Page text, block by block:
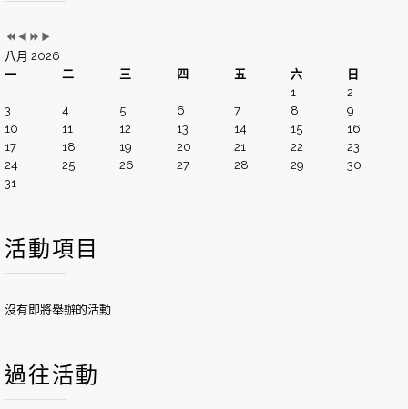
八月 2026
一
二 三 四 五 六
日
1
2
3
4 5 6 7 8
9
10
11 12 13 14 15
16
17
18 19 20 21 22
23
24
25 26 27 28 29
30
31
活動項目
沒有即將舉辦的活動
過往活動